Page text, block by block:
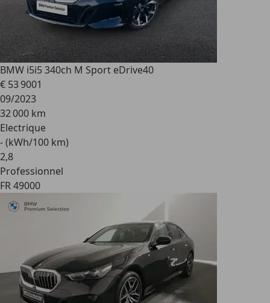
BMW i5i5 340ch M Sport eDrive40
€ 53 9001
09/2023
32 000 km
Electrique
- (kWh/100 km)
2,8
Professionnel
FR 49000